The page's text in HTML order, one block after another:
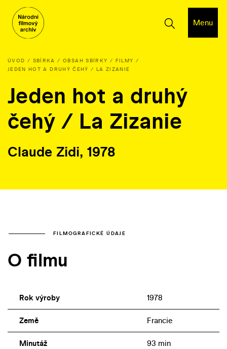
Menu
ÚVOD SBÍRKA OBSAH SBÍRKY
FILMY
JEDEN HOT A DRUHÝ ČEHÝ / LA ZIZANIE
Jeden hot a druhý
čehý / La Zizanie
Claude Zidi, 1978
FILMOGRAFICKÉ ÚDAJE
O filmu
Rok výroby 1978
Země Francie
Minutáž 93 min